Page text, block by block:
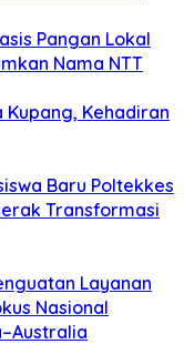
Pangan Lokal
Nama NTT
Kupang, Kehadiran
Baru Poltekkes
Transformasi
Layanan
Nasional